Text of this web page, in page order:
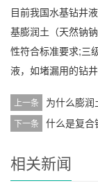
目前我国水基钻井
基膨润土（天然钠
性符合标准要求;三
液，如堵漏用的钻井
上一条 为什么膨
下一条 什么是复合
相关新闻